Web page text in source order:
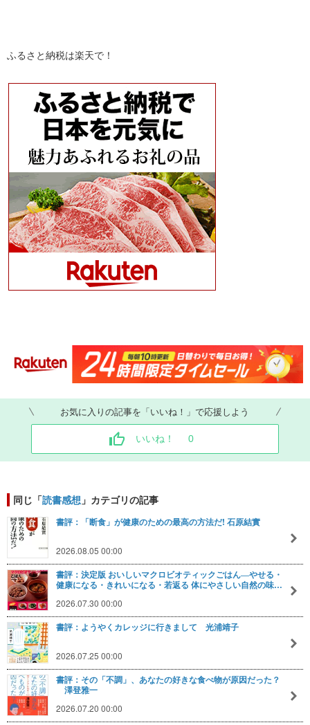
ふるさと納税は楽天で！
お気に入りの記事を「いいね！」で応援しよう
いいね！ 0
同じ「読書感想 」カテゴリの記事
書評：「断食」が健康のための最高の方法だ! 石原結實
2026.08.05 00:00
書評：決定版 おいしいマクロビオティックごはん―やせる・
健康になる・きれいになる・若返る 体にやさしい自然の味…
2026.07.30 00:00
書評：ようやくカレッジに行きまして 光浦靖子
2026.07.25 00:00
書評：その「不調」、あなたの好きな食べ物が原因だった？
澤登雅一
2026.07.20 00:00